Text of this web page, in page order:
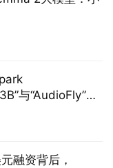
与“AudioFly”两
融资背后，